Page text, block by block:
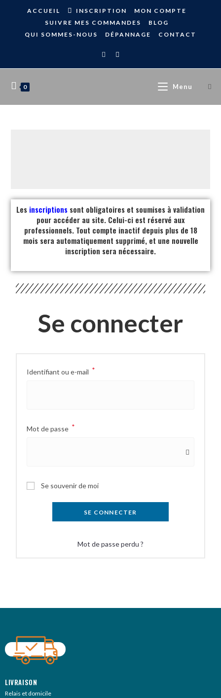
ACCUEIL INSCRIPTION
MON COMPTE
SUIVRE MES COMMANDES
BLOG
QUI SOMMES-NOUS
DÉPANNAGE CONTACT
0 Menu
Les inscriptions sont obligatoires et soumises à validation
pour accéder au site. Celui-ci est réservé aux
professionnels. Tout compte inactif depuis plus de 18
mois sera automatiquement supprimé, et une nouvelle
inscription sera nécessaire.
Se connecter
Identifiant ou e-mail *
Mot de passe *
Se souvenir de moi
SE CONNECTER
Mot de passe perdu ?
LIVRAISON
Relais et domicile